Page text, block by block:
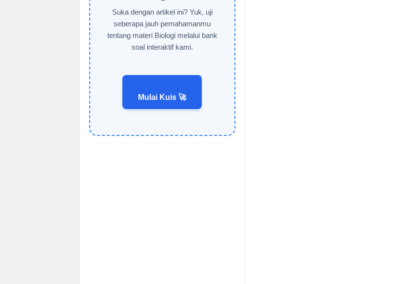
Suka dengan artikel ini? Yuk, uji
seberapa jauh pemahamanmu
tentang materi Biologi melalui bank
soal interaktif kami.
Mulai Kuis 🚀